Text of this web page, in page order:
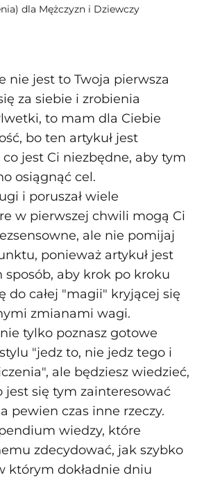
dla Mężczyzn i Dziewczy
nie jest to Twoja pierwsza
za siebie i zrobienia
to mam dla Ciebie
bo ten artykuł jest
jest Ci niezbędne, aby tym
osiągnąć cel.
i poruszał wiele
w pierwszej chwili mogą Ci
ale nie pomijaj
ponieważ artykuł jest
sposób, aby krok po kroku
do całej "magii" kryjącej się
zmianami wagi.
tylko poznasz gotowe
"jedz to, nie jedz tego i
ale będziesz wiedzieć,
jest się tym zainteresować
pewien czas inne rzeczy.
wiedzy, które
zdecydować, jak szybko
którym dokładnie dniu